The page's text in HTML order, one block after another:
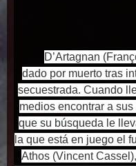
D’Artagnan
dado por muerto tras
secuestrada. Cuando
medios encontrar a
que su búsqueda le
la que está en juego el
Athos (Vincent